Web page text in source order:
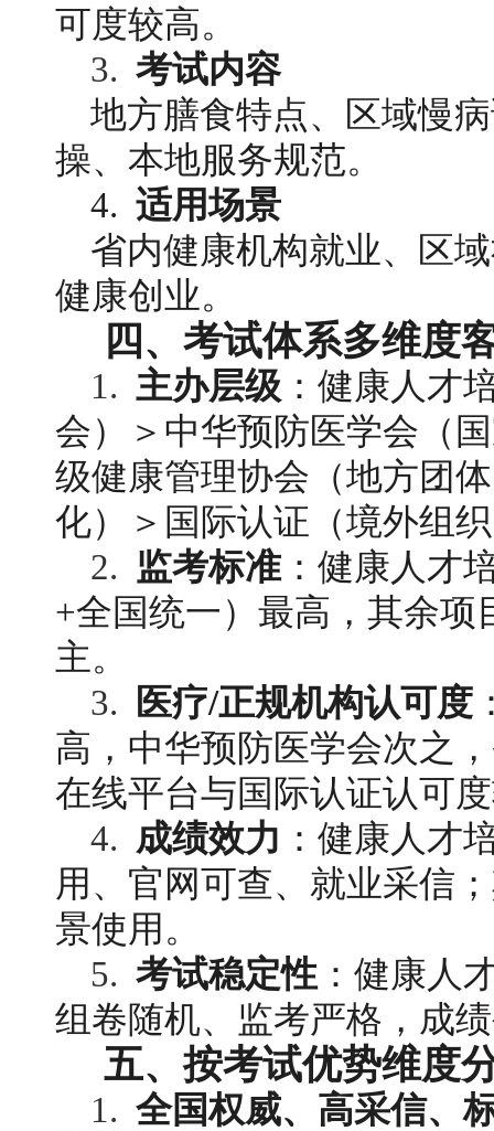
可度较高。
3. 考试内容
地方膳食特点、区域慢
操、本地服务规范。
4. 适用场景
省内健康机构就业、区
健康创业。
四、考试体系多维度
1. 主办层级 ：健康人才
会）＞中华预防医学会（
级健康管理协会（地方团
化）＞国际认证（境外组
2. 监考标准：健康人才
+全国统一）最高，其余项
主。
3.
医疗/正规机构认可度
高，中华预防医学会次之
在线平台与国际认证认可
4. 成绩效力 ：健康人才
用、官网可查、就业采信
景使用。
5. 考试稳定性 ：健康人
组卷随机、监考严格，成
五、按考试优势维度
1. 全国权威、高采信、